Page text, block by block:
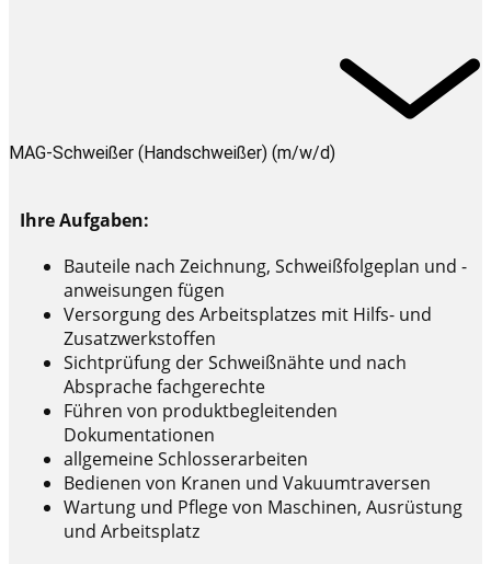
MAG-Schweißer (Handschweißer) (m/w/d)
Ihre Aufgaben:
Bauteile nach Zeichnung, Schweißfolgeplan und -
anweisungen fügen
Versorgung des Arbeitsplatzes mit Hilfs- und
Zusatzwerkstoffen
Sichtprüfung der Schweißnähte und nach
Absprache fachgerechte
Führen von produktbegleitenden
Dokumentationen
allgemeine Schlosserarbeiten
Bedienen von Kranen und Vakuumtraversen
Wartung und Pflege von Maschinen, Ausrüstung
und Arbeitsplatz